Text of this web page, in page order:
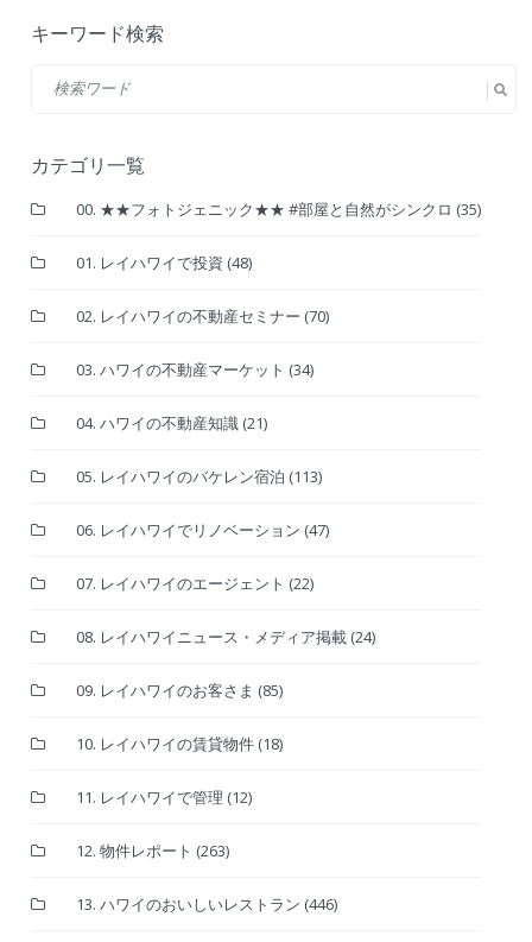
キーワード検索
カテゴリ一覧
00. ★★フォトジェニック★★ #部屋と自然がシンクロ (35)
01. レイハワイで投資 (48)
02. レイハワイの不動産セミナー (70)
03. ハワイの不動産マーケット (34)
04. ハワイの不動産知識 (21)
05. レイハワイのバケレン宿泊 (113)
06. レイハワイでリノベーション (47)
07. レイハワイのエージェント (22)
08. レイハワイニュース・メディア掲載 (24)
09. レイハワイのお客さま (85)
10. レイハワイの賃貸物件 (18)
11. レイハワイで管理 (12)
12. 物件レポート (263)
13. ハワイのおいしいレストラン (446)